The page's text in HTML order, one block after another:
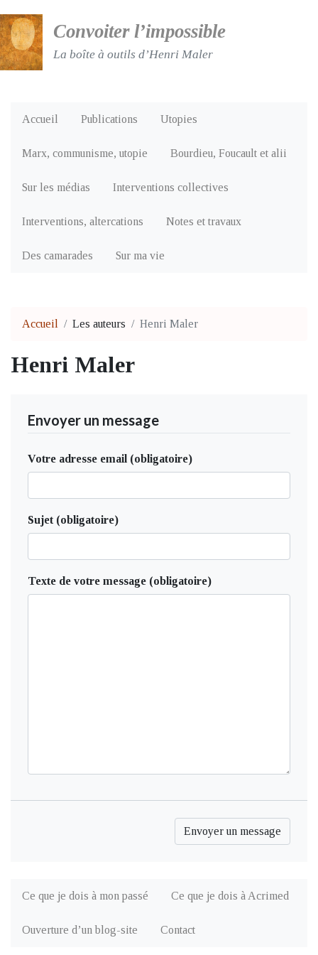
Convoiter l’impossible
La boîte à outils d’Henri Maler
Accueil Publications Utopies
Marx, communisme, utopie Bourdieu, Foucault et alii
Sur les médias Interventions collectives
Interventions, altercations Notes et travaux
Des camarades Sur ma vie
Accueil Les auteurs Henri Maler
Henri Maler
Envoyer un message
Votre adresse email (obligatoire)
Sujet (obligatoire)
Texte de votre message (obligatoire)
Ce que je dois à mon passé Ce que je dois à Acrimed
Ouverture d’un blog-site Contact